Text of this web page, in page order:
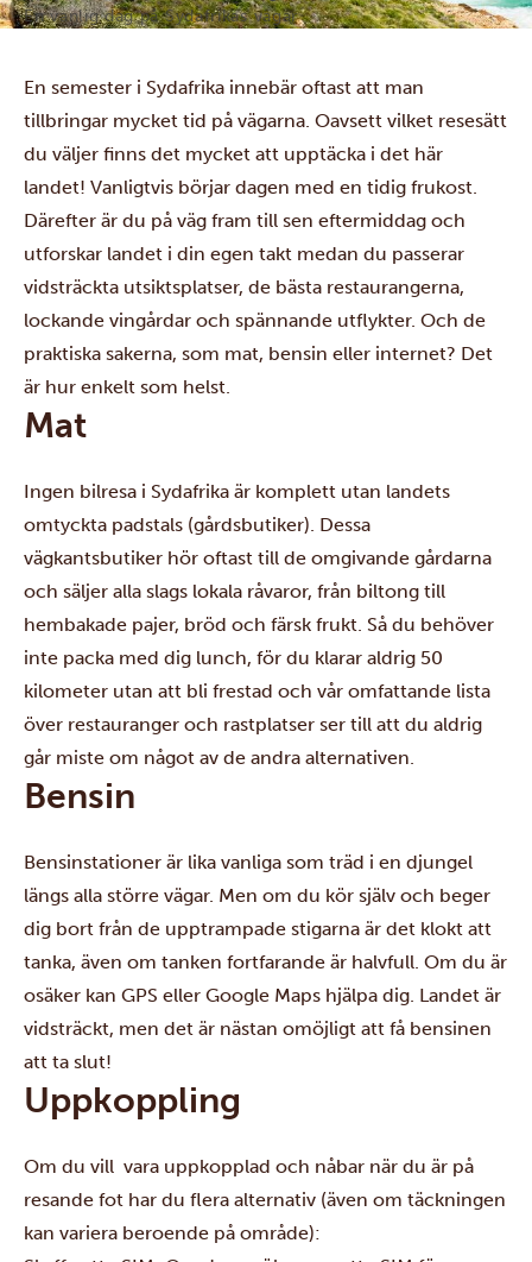
En vanlig dag på Sydafrikas vägar
En semester i Sydafrika innebär oftast att man
tillbringar mycket tid på vägarna. Oavsett vilket resesätt
du väljer finns det mycket att upptäcka i det här
landet! Vanligtvis börjar dagen med en tidig frukost.
Därefter är du på väg fram till sen eftermiddag och
utforskar landet i din egen takt medan du passerar
vidsträckta utsiktsplatser, de bästa restaurangerna,
lockande vingårdar och spännande utflykter. Och de
praktiska sakerna, som mat, bensin eller internet? Det
är hur enkelt som helst.
Mat
Ingen bilresa i Sydafrika är komplett utan landets
omtyckta padstals (gårdsbutiker). Dessa
vägkantsbutiker hör oftast till de omgivande gårdarna
och säljer alla slags lokala råvaror, från biltong till
hembakade pajer, bröd och färsk frukt. Så du behöver
inte packa med dig lunch, för du klarar aldrig 50
kilometer utan att bli frestad och vår omfattande lista
över restauranger och rastplatser ser till att du aldrig
går miste om något av de andra alternativen.
Bensin
Bensinstationer är lika vanliga som träd i en djungel
längs alla större vägar. Men om du kör själv och beger
dig bort från de upptrampade stigarna är det klokt att
tanka, även om tanken fortfarande är halvfull. Om du är
osäker kan GPS eller Google Maps hjälpa dig. Landet är
vidsträckt, men det är nästan omöjligt att få bensinen
att ta slut!
Uppkoppling
Om du vill vara uppkopplad och nåbar när du är på
resande fot har du flera alternativ (även om täckningen
kan variera beroende på område):